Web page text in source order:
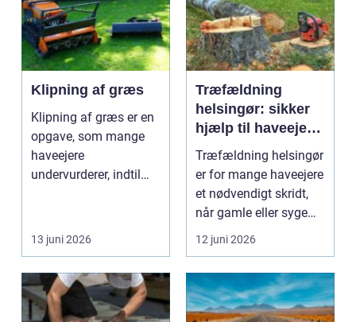
Klipning af græs
Klipning af græs er en
opgave, som mange
haveejere
undervurderer, indtil
13 juni 2026
Træfældning
helsingør: sikker
hjælp til haveejere
og virksomheder
Træfældning helsingør
er for mange haveejere
et nødvendigt skridt,
når gamle eller syge
træer skaber...
12 juni 2026